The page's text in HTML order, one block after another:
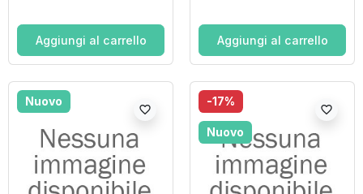
Aggiungi al carrello Aggiungi al carrello
Nuovo
favorite_border
-17%
Nuovo
favorite_border